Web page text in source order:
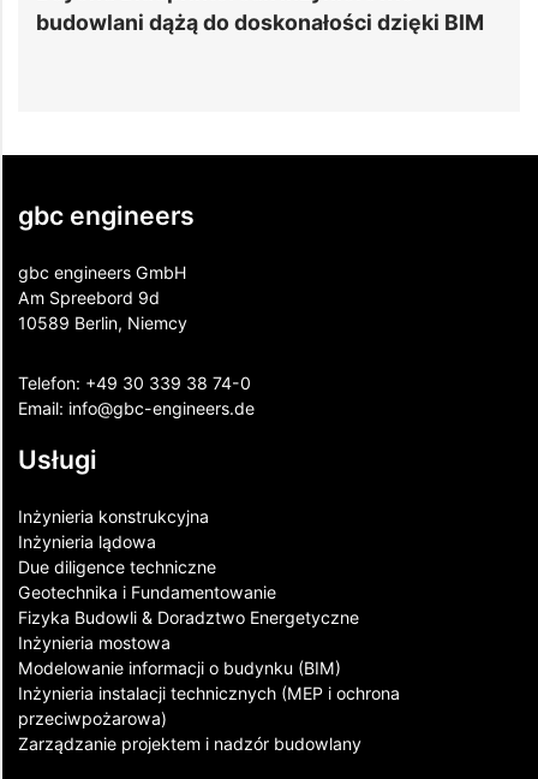
budowlani dążą do doskonałości dzięki BIM
gbc engineers
gbc engineers GmbH
Am Spreebord 9d
10589 Berlin, Niemcy
Telefon: +49 30 339 38 74-0
Email: info@gbc-engineers.de
Usługi
Inżynieria konstrukcyjna
Inżynieria lądowa
Due diligence techniczne
Geotechnika i Fundamentowanie
Fizyka Budowli & Doradztwo Energetyczne
Inżynieria mostowa
Modelowanie informacji o budynku (BIM)
Inżynieria instalacji technicznych (MEP i ochrona
przeciwpożarowa)
Zarządzanie projektem i nadzór budowlany